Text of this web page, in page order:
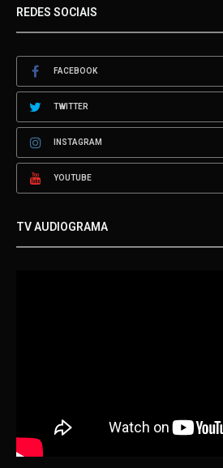
REDES SOCIAIS
FACEBOOK
TWITTER
INSTAGRAM
YOUTUBE
TV AUDIOGRAMA